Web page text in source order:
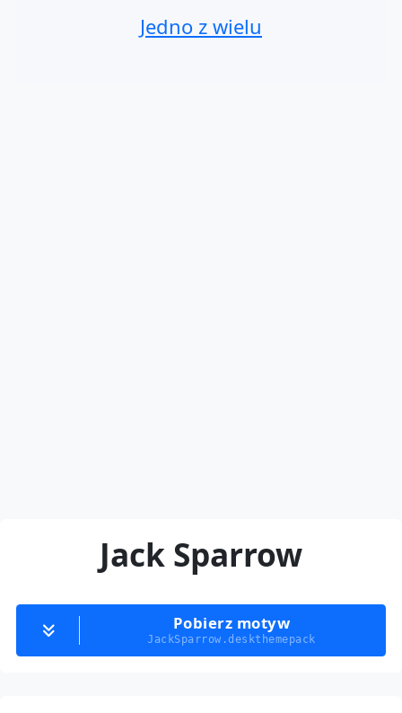
Jedno z wielu
Jack Sparrow
Pobierz motyw
JackSparrow.deskthemepack